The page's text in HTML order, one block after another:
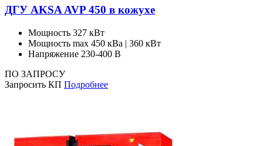
ДГУ AKSA AVP 450 в кожухе
Мощность 327 кВт
Мощность max 450 кВа | 360 кВт
Напряжение 230-400 В
ПО ЗАПРОСУ
Запросить КП Подробнее